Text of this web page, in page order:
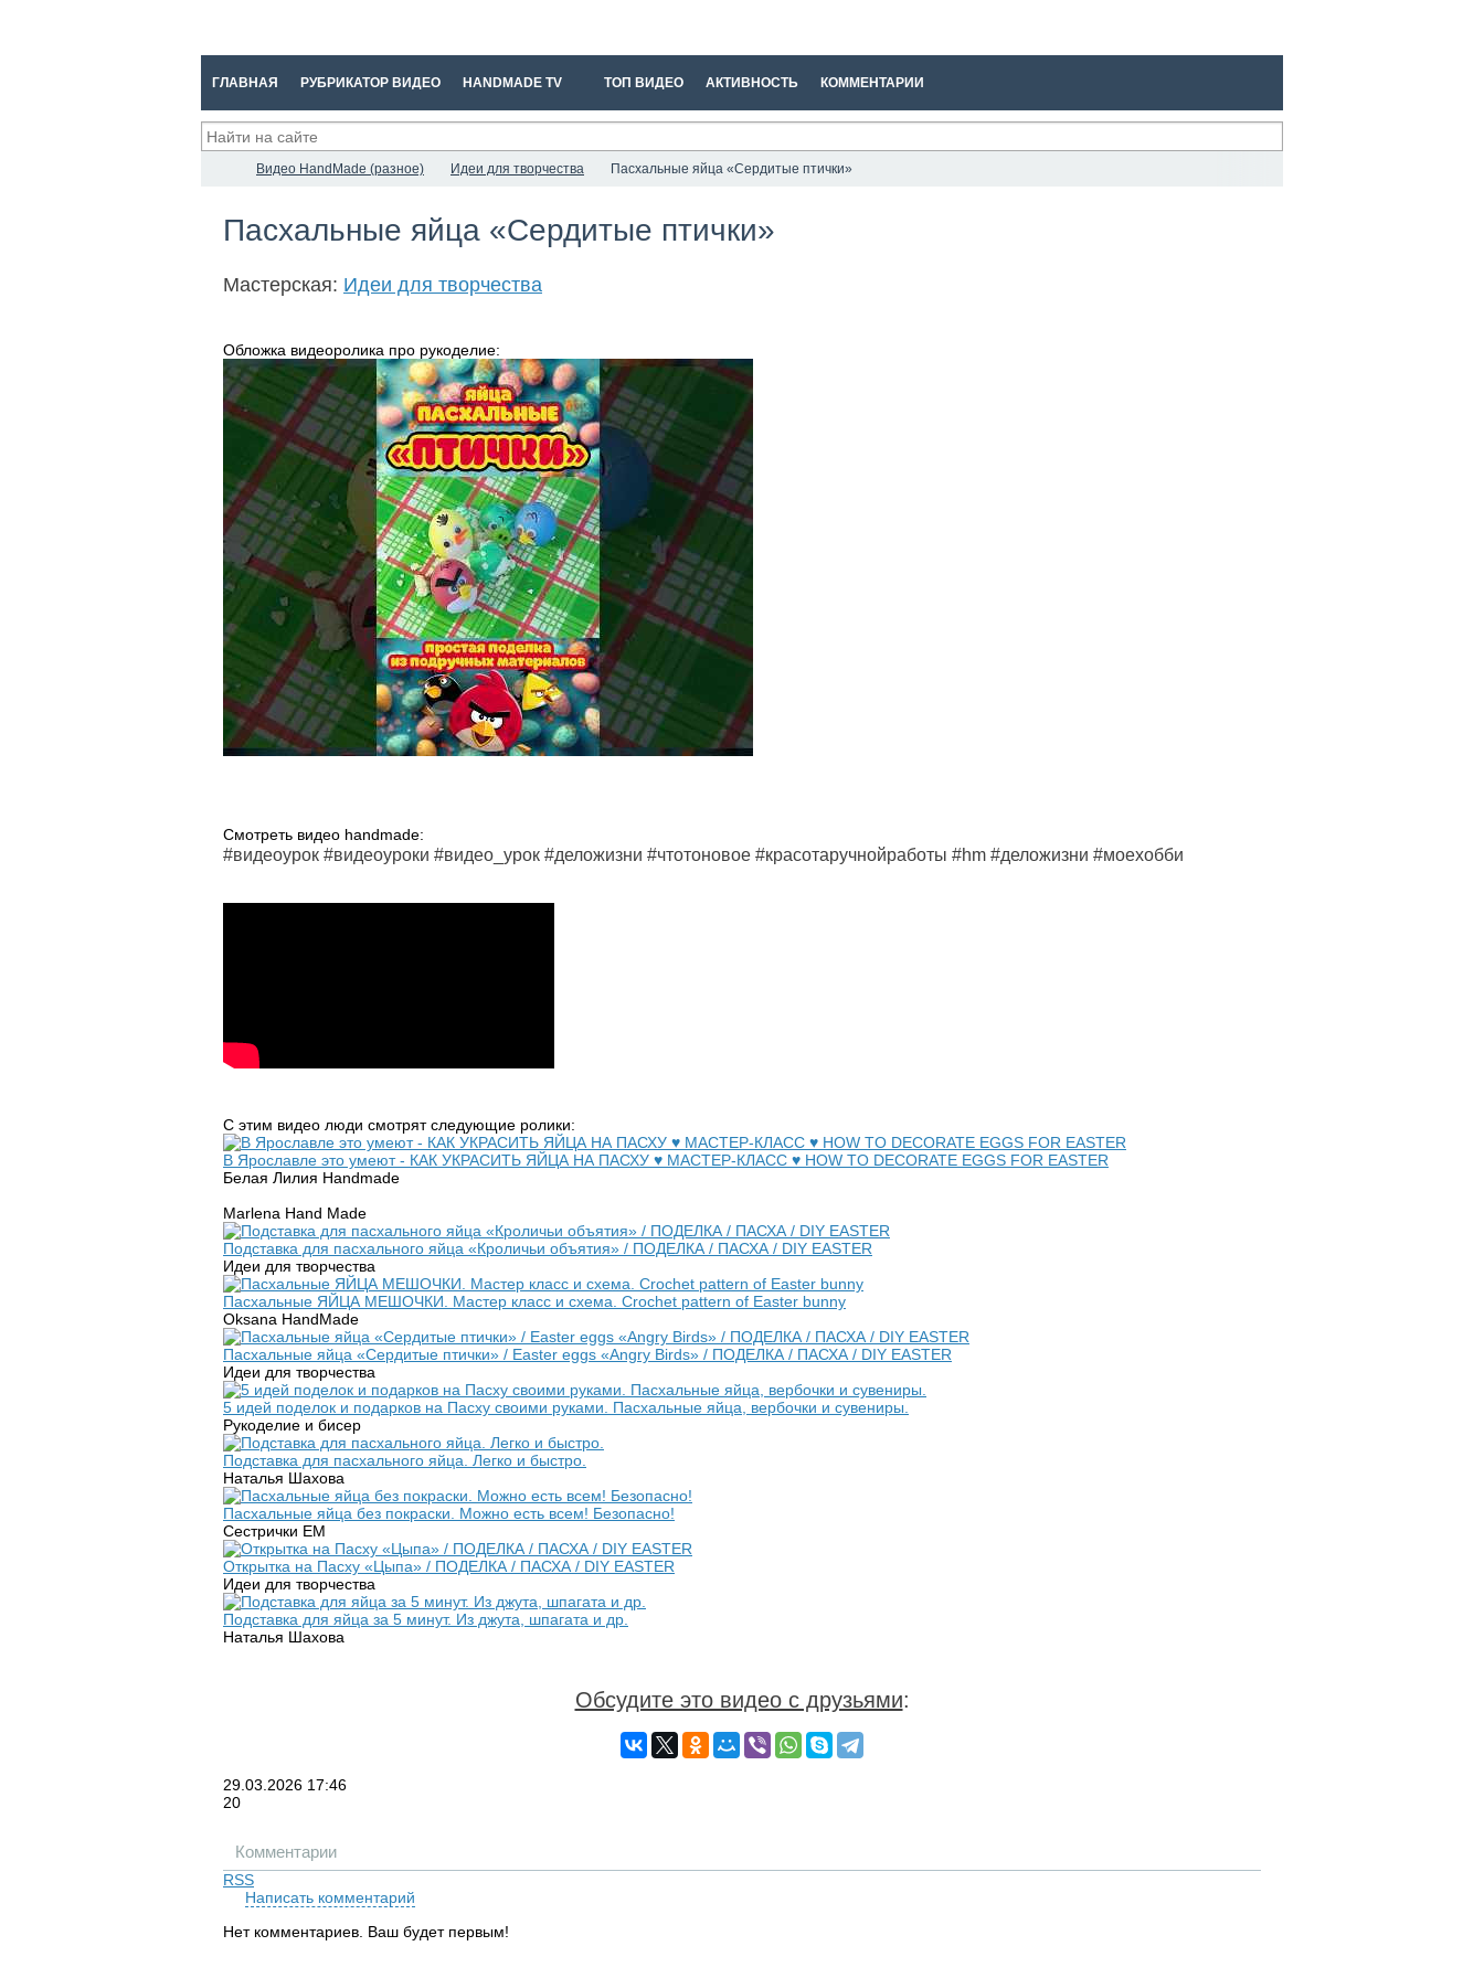
ГЛАВНАЯ РУБРИКАТОР ВИДЕО HANDMADE TV ТОП ВИДЕО АКТИВНОСТЬ КОММЕНТАРИИ
Видео HandMade (разное) Идеи для творчества Пасхальные яйца «Сердитые птички»
Пасхальные яйца «Сердитые птички»
Мастерская: Идеи для творчества
Обложка видеоролика про рукоделие:
Смотреть видео handmade:
#видеоурок #видеоуроки #видео_урок #деложизни #чтотоновое #красотаручнойработы #hm #деложизни #моехобби
С этим видео люди смотрят следующие ролики:
В Ярославле это умеют - КАК УКРАСИТЬ ЯЙЦА НА ПАСХУ ♥ МАСТЕР-КЛАСС ♥ HOW TO DECORATE EGGS FOR EASTER
Белая Лилия Handmade
Marlena Hand Made
Подставка для пасхального яйца «Кроличьи объятия» / ПОДЕЛКА / ПАСХА / DIY EASTER
Идеи для творчества
Пасхальные ЯЙЦА МЕШОЧКИ. Мастер класс и схема. Crochet pattern of Easter bunny
Oksana HandMade
Пасхальные яйца «Сердитые птички» / Easter eggs «Angry Birds» / ПОДЕЛКА / ПАСХА / DIY EASTER
Идеи для творчества
5 идей поделок и подарков на Пасху своими руками. Пасхальные яйца, вербочки и сувениры.
Рукоделие и бисер
Подставка для пасхального яйца. Легко и быстро.
Наталья Шахова
Пасхальные яйца без покраски. Можно есть всем! Безопасно!
Сестрички ЕМ
Открытка на Пасху «Цыпа» / ПОДЕЛКА / ПАСХА / DIY EASTER
Идеи для творчества
Подставка для яйца за 5 минут. Из джута, шпагата и др.
Наталья Шахова
Обсудите это видео с друзьями:
29.03.2026 17:46
20
Комментарии
RSS
Написать комментарий
Нет комментариев. Ваш будет первым!